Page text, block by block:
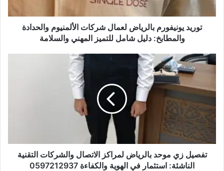
توريد يونيفورم بالرياض لعمال شركات الألمنيوم والحدادة
والمطابخ: دليل شامل للتميز المهني والسلامة
تفصيل زي موحد بالرياض لمراكز الاتصال والشركات التقنية
الناشئة: استثمار في الهوية والكفاءة 0597212937